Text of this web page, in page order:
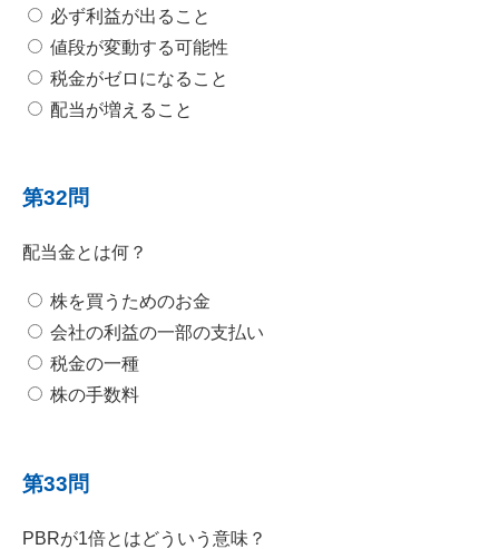
必ず利益が出ること
値段が変動する可能性
税金がゼロになること
配当が増えること
第32問
配当金とは何？
株を買うためのお金
会社の利益の一部の支払い
税金の一種
株の手数料
第33問
PBRが1倍とはどういう意味？